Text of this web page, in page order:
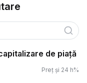
de piață
Preț și 24 h%